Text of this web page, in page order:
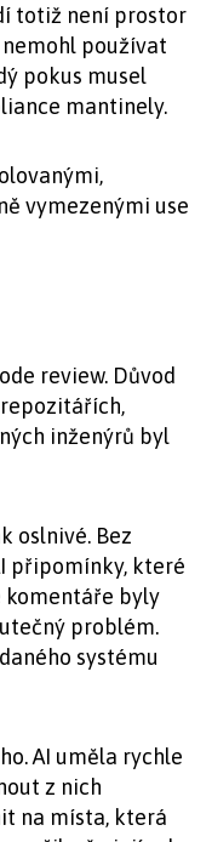
totiž není prostor
používat
pokus musel
mantinely.
vymezenými use
review. Důvod
inženýrů byl
oslnivé. Bez
připomínky, které
komentáře byly
problém.
systému
AI uměla rychle
z nich
na místa, která